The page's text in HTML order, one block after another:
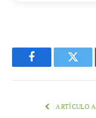
Facebook
ARTÍCULO